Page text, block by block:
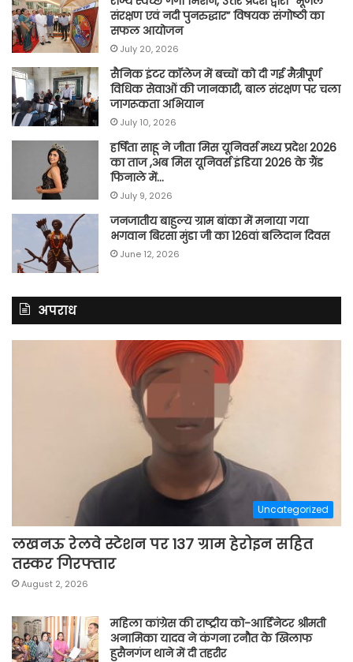
संरक्षण एवं नदी पुनरुद्धार” विषयक संगोष्ठी का
सफल आयोजन
July 20, 2026
सैनिक इंटर कॉलेज में बच्चों को दी गई मैत्रीपूर्ण
विधिक सेवाओं की जानकारी, बाल संरक्षण पर चला
जागरूकता अभियान
July 10, 2026
हर्षिता साहू ने जीता मिस यूनिवर्स मध्य प्रदेश 2026
का ताज ,अब मिस यूनिवर्स इंडिया 2026 के ग्रैंड
फिनाले में…
July 9, 2026
जनजातीय बाहुल्य ग्राम बांका में मनाया गया
भगवान बिरसा मुंडा जी का 126वां बलिदान दिवस
June 12, 2026
अपराध
Uncategorized
लखनऊ रेलवे स्टेशन पर 137 ग्राम हेरोइन सहित
तस्कर गिरफ्तार
August 2, 2026
महिला कांग्रेस की राष्ट्रीय को-आर्डिनेटर श्रीमती
अनामिका यादव ने कंगना रनौत के खिलाफ
हुसैनगंज थाने में दी तहरीर